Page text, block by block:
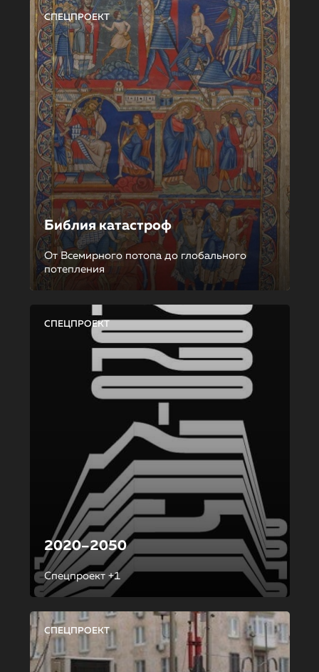
СПЕЦПРОЕКТ
Библия катастроф
От Всемирного потопа до глобального
потепления
СПЕЦПРОЕКТ
2020–2050
Спецпроект +1
СПЕЦПРОЕКТ